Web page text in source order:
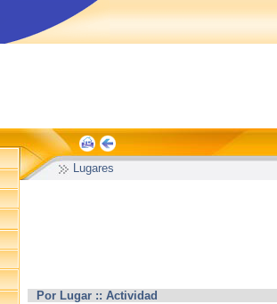
Lugares
Por Lugar :: Actividad